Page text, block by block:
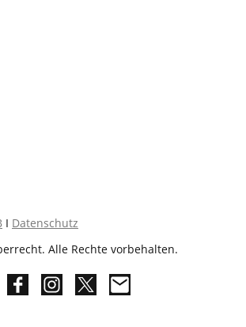
I Datenschutz
Alle Rechte vorbehalten.